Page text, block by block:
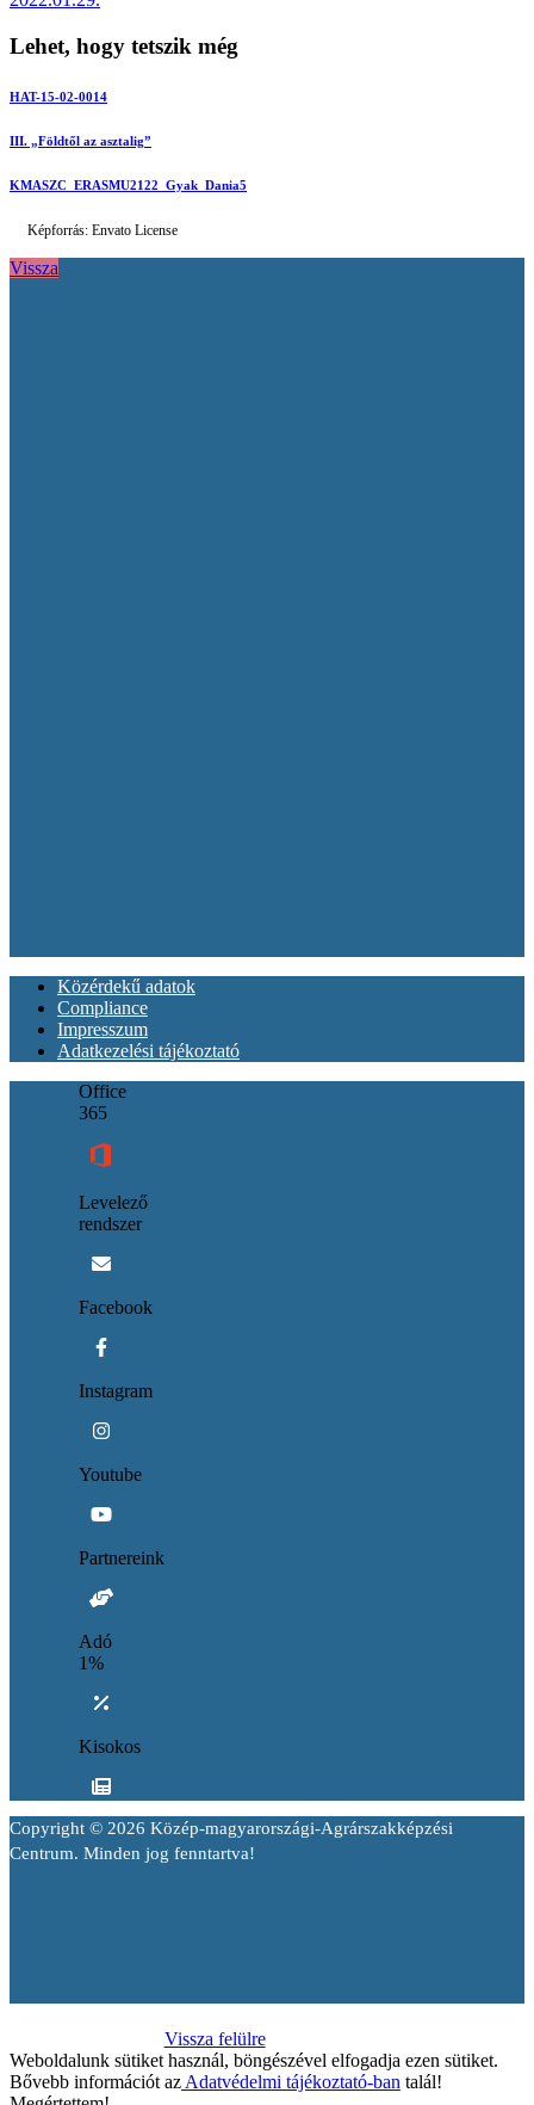
Lehet, hogy tetszik még
HAT-15-02-0014
III. „Földtől az asztalig”
KMASZC_ERASMU2122_Gyak_Dania5
Képforrás: Envato License
Vissza
Közérdekű adatok
Compliance
Impresszum
Adatkezelési tájékoztató
Office
365
Levelező
rendszer
Facebook
Instagram
Youtube
Partnereink
Adó
1%
Kisokos
Copyright © 2026 Közép-magyarországi-Agrárszakképzési
Centrum. Minden jog fenntartva!
Vissza felülre
Weboldalunk sütiket használ, böngészével elfogadja ezen sütiket.
Bővebb információt az Adatvédelmi tájékoztató-ban talál!